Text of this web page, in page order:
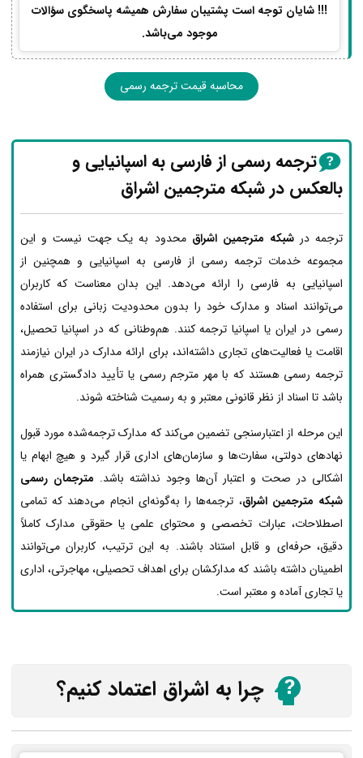
!!! شایان توجه است پشتیبان سفارش همیشه پاسخگوی سؤالات
موجود می‌باشد.
محاسبه قیمت ترجمه رسمی
ترجمه رسمی از فارسی به اسپانیایی و
بالعکس در شبکه مترجمین اشراق
ترجمه درشبکه مترجمین اشراق محدود به یک جهت نیست و این
مجموعه خدمات ترجمه رسمی از فارسی به اسپانیایی و همچنین از
اسپانیایی به فارسی را ارائه می‌دهد. این بدان معناست که کاربران
می‌توانند اسناد و مدارک خود را بدون محدودیت زبانی برای استفاده
رسمی در ایران یا اسپانیا ترجمه کنند. هم‌وطنانی که در اسپانیا تحصیل،
اقامت یا فعالیت‌های تجاری داشته‌اند، برای ارائه مدارک در ایران نیازمند
ترجمه رسمی هستند که با مهر مترجم رسمی یا تأیید دادگستری همراه
باشد تا اسناد از نظر قانونی معتبر و به رسمیت شناخته شوند.
این مرحله از اعتبارسنجی تضمین می‌کند که مدارک ترجمه‌شده مورد قبول
نهادهای دولتی، سفارت‌ها و سازمان‌های اداری قرار گیرد و هیچ ابهام یا
اشکالی در صحت و اعتبار آن‌ها وجود نداشته باشد. مترجمان رسمی
شبکه مترجمین اشراق، ترجمه‌ها را به‌گونه‌ای انجام می‌دهند که تمامی
اصطلاحات، عبارات تخصصی و محتوای علمی یا حقوقی مدارک کاملاً
دقیق، حرفه‌ای و قابل استناد باشند. به این ترتیب، کاربران می‌توانند
اطمینان داشته باشند که مدارکشان برای اهداف تحصیلی، مهاجرتی، اداری
یا تجاری آماده و معتبر است.
چرا به اشراق اعتماد کنیم؟